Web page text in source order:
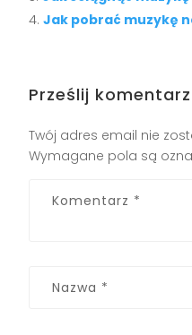
Jak pobrać muzykę
Prześlij komentarz
Twój adres email nie
Wymagane pola są